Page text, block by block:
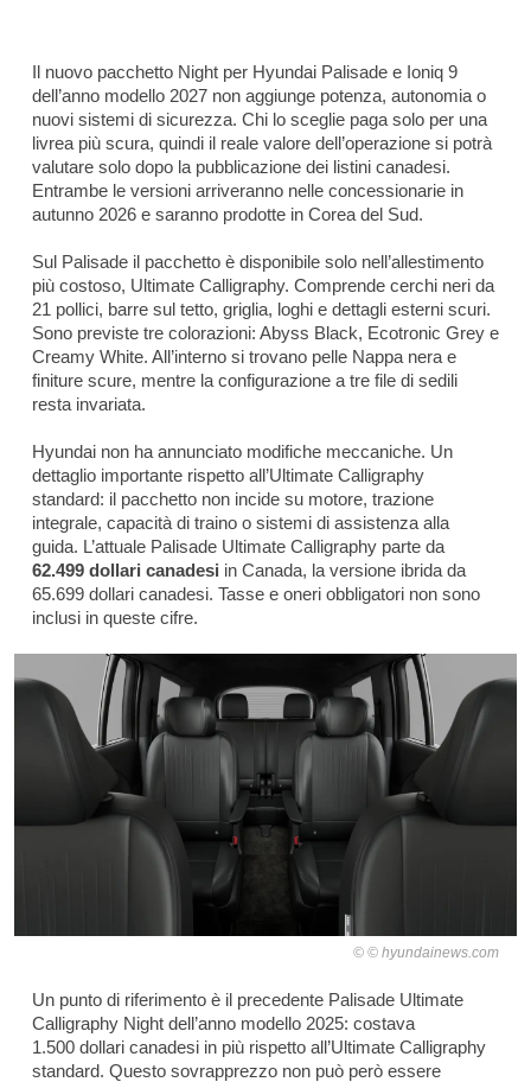
Il nuovo pacchetto Night per Hyundai Palisade e Ioniq 9
dell’anno modello 2027 non aggiunge potenza, autonomia o
nuovi sistemi di sicurezza. Chi lo sceglie paga solo per una
livrea più scura, quindi il reale valore dell’operazione si potrà
valutare solo dopo la pubblicazione dei listini canadesi.
Entrambe le versioni arriveranno nelle concessionarie in
autunno 2026 e saranno prodotte in Corea del Sud.
Sul Palisade il pacchetto è disponibile solo nell’allestimento
più costoso, Ultimate Calligraphy. Comprende cerchi neri da
21 pollici, barre sul tetto, griglia, loghi e dettagli esterni scuri.
Sono previste tre colorazioni: Abyss Black, Ecotronic Grey e
Creamy White. All’interno si trovano pelle Nappa nera e
finiture scure, mentre la configurazione a tre file di sedili
resta invariata.
Hyundai non ha annunciato modifiche meccaniche. Un
dettaglio importante rispetto all’Ultimate Calligraphy
standard: il pacchetto non incide su motore, trazione
integrale, capacità di traino o sistemi di assistenza alla
guida. L’attuale Palisade Ultimate Calligraphy parte da
62.499 dollari canadesi in Canada, la versione ibrida da
65.699 dollari canadesi. Tasse e oneri obbligatori non sono
inclusi in queste cifre.
© hyundainews.com
Un punto di riferimento è il precedente Palisade Ultimate
Calligraphy Night dell’anno modello 2025: costava
1.500 dollari canadesi in più rispetto all’Ultimate Calligraphy
standard. Questo sovrapprezzo non può però essere